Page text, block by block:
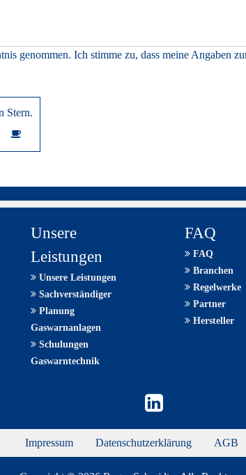
genommen. Ich stimme zu, dass meine Angaben
Stern.
Unsere
Leistungen
Unsere Leistungen
Sachverständiger
Planung
Gaswarnanlagen
Schulungen
Gaswarntechnik
FAQ
FAQ
Branchen
Regelwerke
Partner
Hersteller
Impressum Datenschutzerklärung AGB